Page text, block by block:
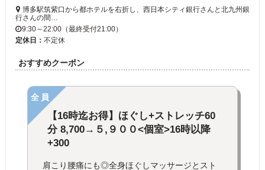
博多駅筑紫口から都ホテルを右折し、西日本シティ銀行さんと北九州銀
行さんの間…
9:30～22:00（最終受付21:00）
定休日： 不定休
おすすめクーポン
全員
【16時迄お得】ほぐし+ストレッチ60
分 8,700→５,９００<個室>16時以降
+300
肩こり腰痛にも◎全身ほぐしマッサージとスト